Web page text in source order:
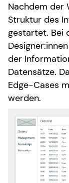
Nachdem der
Struktur des
gestartet. Bei
der
Datensätze.
Edge-Cases
werden.